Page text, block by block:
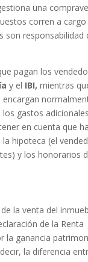
una
corren a cargo
son responsabilidad
pagan los
y el IBI, mientras
los gastos
en cuenta que
hipoteca (el
y los honorarios
la venta del
de la
la ganancia
la diferencia